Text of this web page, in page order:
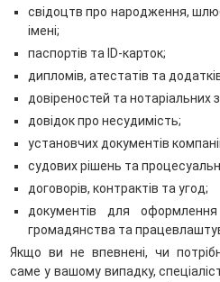
свідоцтв про народження,
імені;
паспортів та ID-карток;
дипломів, атестатів та
довіреностей та нотаріальних
довідок про несудимість;
установчих документів
судових рішень та
договорів, контрактів та угод;
документів для
громадянства та
Якщо ви не впевнені, чи
саме у вашому випадку,